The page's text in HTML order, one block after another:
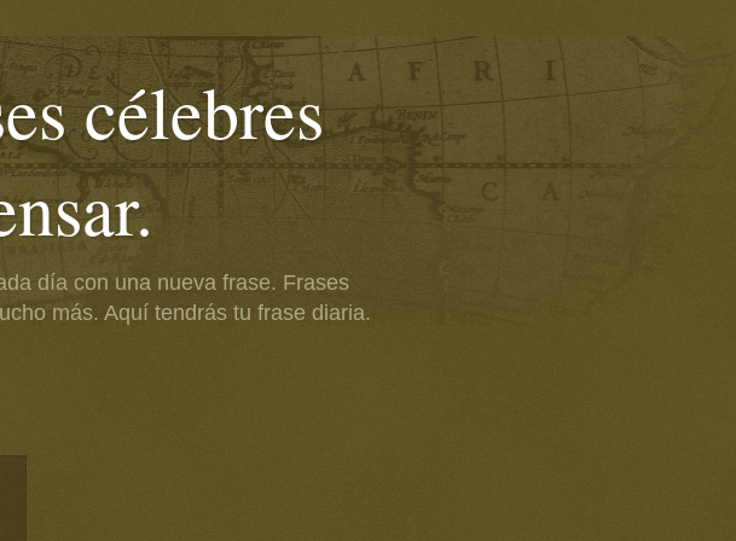
célebres
día con una nueva frase. Frases
más. Aquí tendrás tu frase diaria.